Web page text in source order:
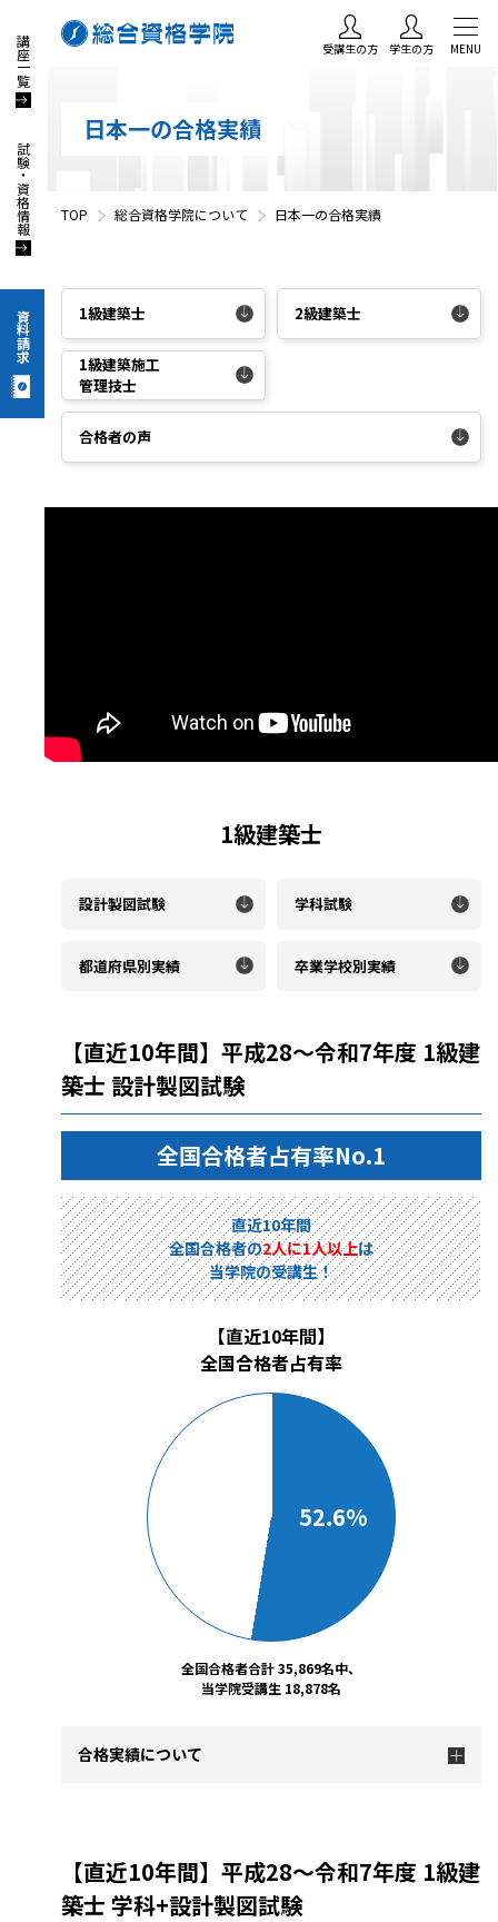
講座一覧
試験・資格情報
資料請求
受講生の方 学生の方 MENU
日本一の合格実績
TOP 総合資格学院について 日本一の合格実績
1級建築士 2級建築士
1級建築施工
管理技士
合格者の声
1級建築士
設計製図試験 学科試験
都道府県別実績 卒業学校別実績
【直近10年間】平成28～令和7年度 1級建
築士 設計製図試験
全国合格者占有率No.1
直近10年間
全国合格者の2人に1人以上は
当学院の受講生！
【直近10年間】
全国合格者占有率
52.6%
全国合格者合計 35,869名中、
当学院受講生 18,878名
合格実績について
【直近10年間】平成28～令和7年度 1級建
築士 学科+設計製図試験